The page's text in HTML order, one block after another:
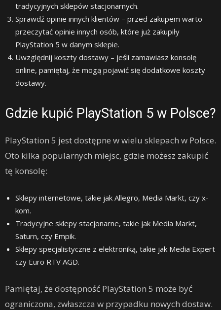
tradycyjnych sklepów stacjonarnych.
Sprawdź opinie innych klientów – przed zakupem warto
przeczytać opinie innych osób, które już zakupiły
PlayStation 5 w danym sklepie.
Uwzględnij koszty dostawy – jeśli zamawiasz konsolę
online, pamiętaj, że mogą pojawić się dodatkowe koszty
dostawy.
Gdzie kupić PlayStation 5 w Polsce?
PlayStation 5 jest dostępne w wielu sklepach w Polsce.
Oto kilka popularnych miejsc, gdzie możesz zakupić
tę konsolę:
Sklepy internetowe, takie jak Allegro, Media Markt, czy x-
kom.
Tradycyjne sklepy stacjonarne, takie jak Media Markt,
Saturn, czy Empik.
Sklepy specjalistyczne z elektroniką, takie jak Media Expert
czy Euro RTV AGD.
Pamiętaj, że dostępność PlayStation 5 może być
ograniczona, zwłaszcza w przypadku nowych dostaw.